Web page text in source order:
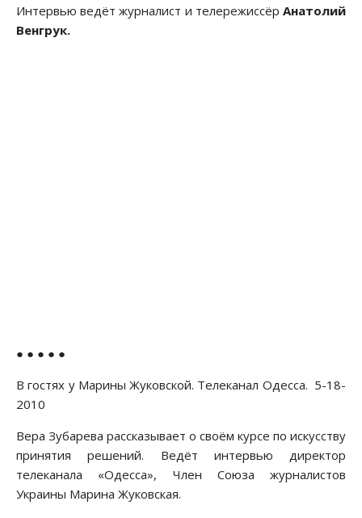
Интервью ведёт журналист и телережиссёр Анатолий
Венгрук.
● ● ● ● ●
В гостях у Марины Жуковской. Телеканал Одесса. 5-18-
2010
Вера Зубарева рассказывает о своём курсе по искусству
принятия решений. Ведёт интервью директор
телеканала «Одесса», Член Союза журналистов
Украины Марина Жуковская.